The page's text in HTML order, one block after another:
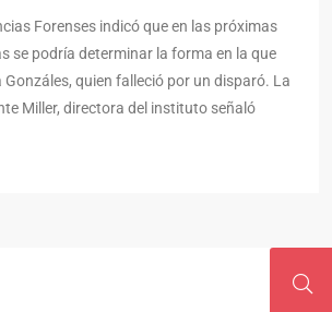
Forenses indicó que en las próximas
se podría determinar la forma en la que
quien falleció por un disparó. La
Miller, directora del instituto señaló